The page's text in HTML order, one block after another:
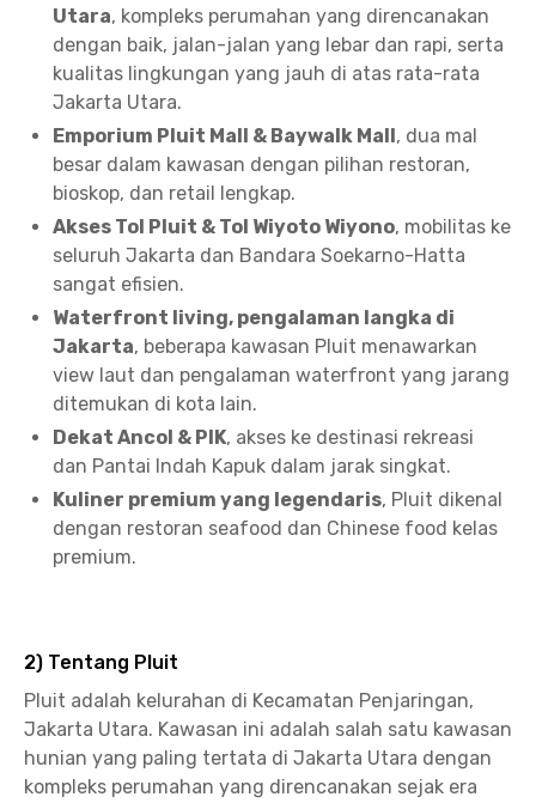
Utara, kompleks perumahan yang direncanakan
dengan baik, jalan-jalan yang lebar dan rapi, serta
kualitas lingkungan yang jauh di atas rata-rata
Jakarta Utara.
Emporium Pluit Mall & Baywalk Mall, dua mal
besar dalam kawasan dengan pilihan restoran,
bioskop, dan retail lengkap.
Akses Tol Pluit & Tol Wiyoto Wiyono, mobilitas ke
seluruh Jakarta dan Bandara Soekarno-Hatta
sangat efisien.
Waterfront living, pengalaman langka di
Jakarta, beberapa kawasan Pluit menawarkan
view laut dan pengalaman waterfront yang jarang
ditemukan di kota lain.
Dekat Ancol & PIK, akses ke destinasi rekreasi
dan Pantai Indah Kapuk dalam jarak singkat.
Kuliner premium yang legendaris, Pluit dikenal
dengan restoran seafood dan Chinese food kelas
premium.
2) Tentang Pluit
Pluit adalah kelurahan di Kecamatan Penjaringan,
Jakarta Utara. Kawasan ini adalah salah satu kawasan
hunian yang paling tertata di Jakarta Utara dengan
kompleks perumahan yang direncanakan sejak era